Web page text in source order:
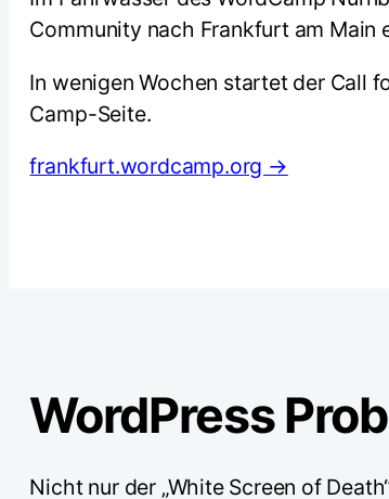
Community nach Frankfurt am Main
In wenigen Wochen startet der Call
Camp-Seite.
frankfurt.wordcamp.org →
WordPress
Nicht nur der „White Screen of